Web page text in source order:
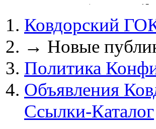
kovdor
(05
пустили
Сизонов Андрей :
(04
майдан?
cont.ws/
Ковдорский
→ Новые
Политика
Объявления
Ссылки-Каталог